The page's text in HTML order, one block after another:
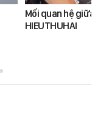
Mối quan hệ giữa
HIEUTHUHAI